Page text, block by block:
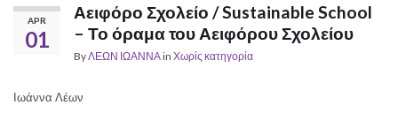
APR
01
Αειφόρο Σχολείο / Sustainable School
– Το όραμα του Αειφόρου Σχολείου
ByΛΕΩΝ ΙΩΑΝΝΑin Χωρίς κατηγορία
Ιωάννα Λέων